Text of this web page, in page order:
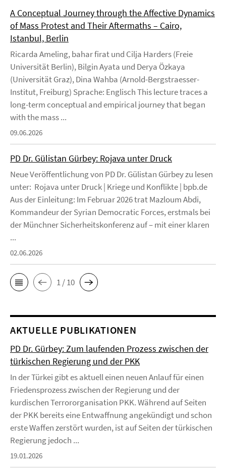
A Conceptual Journey through the Affective Dynamics
of Mass Protest and Their Aftermaths – Cairo,
Istanbul, Berlin
Ricarda Ameling, bahar firat und Cilja Harders (Freie
Universität Berlin), Bilgin Ayata und Derya Özkaya
(Universität Graz), Dina Wahba (Arnold-Bergstraesser-
Institut, Freiburg) Sprache: Englisch This lecture traces a
long-term conceptual and empirical journey that began
with the mass ...
09.06.2026
PD Dr. Gülistan Gürbey: Rojava unter Druck
Neue Veröffentlichung von PD Dr. Gülistan Gürbey zu lesen
unter: Rojava unter Druck | Kriege und Konflikte | bpb.de
Aus der Einleitung: Im Februar 2026 trat Mazloum Abdi,
Kommandeur der Syrian Democratic Forces, erstmals bei
der Münchner Sicherheitskonferenz auf – mit einer klaren
...
02.06.2026
1 / 10
AKTUELLE PUBLIKATIONEN
PD Dr. Gürbey: Zum laufenden Prozess zwischen der
türkischen Regierung und der PKK
In der Türkei gibt es aktuell einen neuen Anlauf für einen
Friedensprozess zwischen der Regierung und der
kurdischen Terrororganisation PKK. Während auf Seiten
der PKK bereits eine Entwaffnung angekündigt und schon
erste Waffen zerstört wurden, ist auf Seiten der türkischen
Regierung jedoch ...
19.01.2026